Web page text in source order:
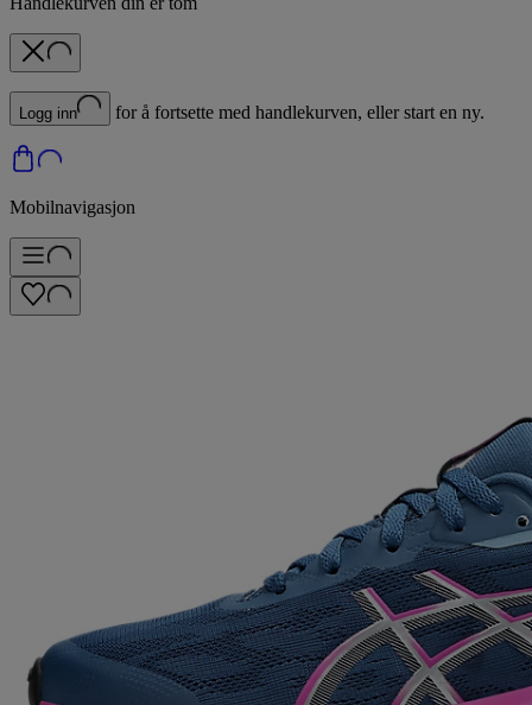
Logg inn for å fortsette med handlekurven, eller start en ny.
Mobilnavigasjon